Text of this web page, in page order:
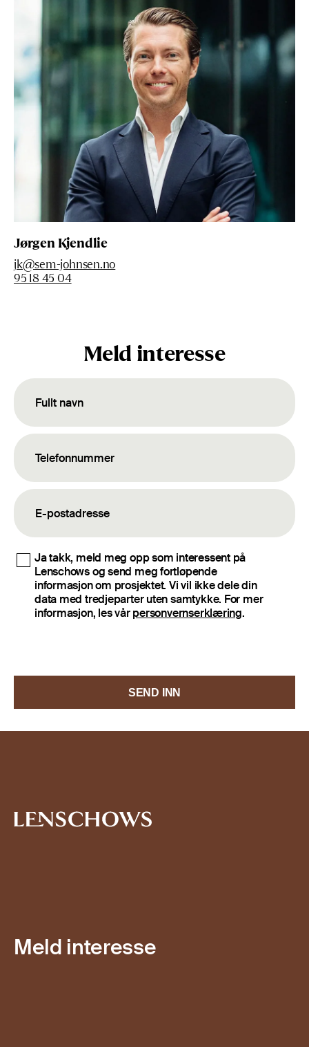
Jørgen Kjendlie
jk@sem-johnsen.no
95 18 45 04
Meld interesse
Ja takk, meld meg opp som interessent på
Lenschows og send meg fortløpende
informasjon om prosjektet. Vi vil ikke dele din
data med tredjeparter uten samtykke. For mer
informasjon, les vårpersonvernserklæring.
SEND INN
Meld interesse